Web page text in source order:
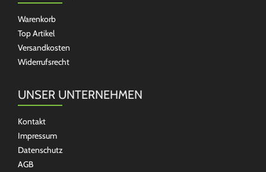
Warenkorb
Top Artikel
Versandkosten
Widerrufsrecht
UNSER UNTERNEHMEN
Kontakt
Impressum
Datenschutz
AGB